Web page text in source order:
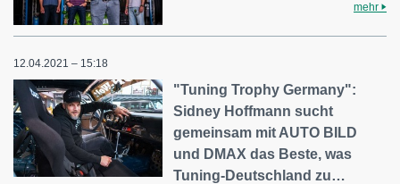
mehr
12.04.2021 – 15:18
"Tuning Trophy Germany":
Sidney Hoffmann sucht
gemeinsam mit AUTO BILD
und DMAX das Beste, was
Tuning-Deutschland zu…